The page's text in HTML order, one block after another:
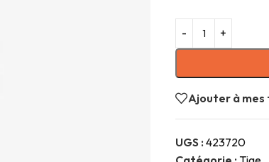
Ajouter à mes
UGS : 423720